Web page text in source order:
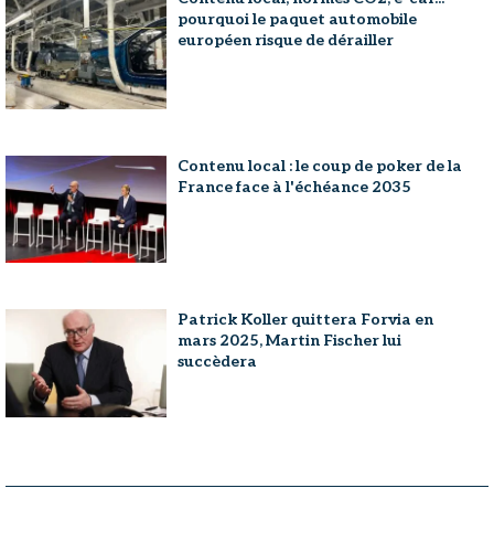
pourquoi le paquet automobile
européen risque de dérailler
Contenu local : le coup de poker de la
France face à l'échéance 2035
Patrick Koller quittera Forvia en
mars 2025, Martin Fischer lui
succèdera